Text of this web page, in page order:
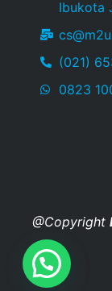
Ibukota
(021)
0823
@Copyright